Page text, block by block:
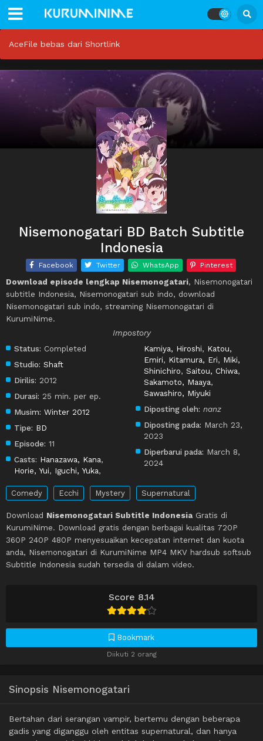
AceFile bebas dari Shortlink
Score 8.14
Bookmark
Diikuti 2 orang
Nisemonogatari BD Batch Subtitle
Indonesia
Facebook Twitter WhatsApp Pinterest
Download episode lengkap Nisemonogatari, Nisemonogatari
subtitle Indonesia, Nisemonogatari sub indo, download
Nisemonogatari sub indo, streaming Nisemonogatari di
KurumiNime.
Impostory
Status: Completed
Studio: Shaft
Dirilis: 2012
Durasi: 25 min. per ep.
Musim: Winter 2012
Tipe: BD
Episode: 11
Casts: Hanazawa, Kana,
Horie, Yui, Iguchi, Yuka,
Kamiya, Hiroshi, Katou,
Emiri, Kitamura, Eri, Miki,
Shinichiro,Saitou, Chiwa,
Sakamoto, Maaya,
Sawashiro, Miyuki
Diposting oleh: nanz
Diposting pada: March 23,
2023
Diperbarui pada: March 8,
2024
Comedy Ecchi Mystery Supernatural
Download Nisemonogatari Subtitle Indonesia Gratis di
KurumiNime. Download gratis dengan berbagai kualitas 720P
360P 240P 480P menyesuaikan kecepatan internet dan kuota
anda, Nisemonogatari di KurumiNime MP4 MKV hardsub softsub
Subtitle Indonesia sudah tersedia di dalam video.
Sinopsis Nisemonogatari
Bertahan dari serangan vampir, bertemu dengan beberapa
gadis yang diganggu oleh entitas supernatural, dan hanya